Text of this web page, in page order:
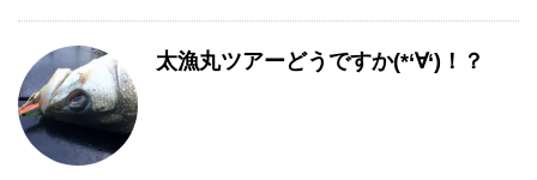
太漁丸ツアーどうですか(*‘∀‘)！？